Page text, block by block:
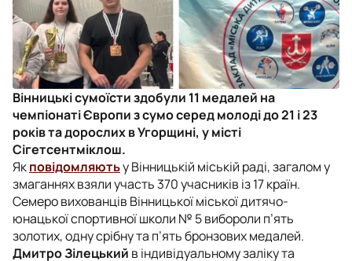
Вінницькі сумоїсти здобули 11 медалей на
чемпіонаті Європи з сумо серед молоді до 21 і 23
років та дорослих в Угорщині, у місті
Сігетсентміклош.
Якповідомляютьу Вінницькій міській раді, загалом у
змаганнях взяли участь 370 учасників із 17 країн.
Семеро вихованців Вінницької міської дитячо-
юнацької спортивної школи № 5 вибороли п’ять
золотих, одну срібну та п’ять бронзових медалей.
Дмитро Зілецький в індивідуальному заліку та